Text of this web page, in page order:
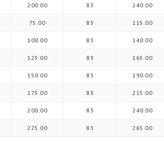
200.00 83 240.00
75.00 83 115.00
100.00 83 140.00
125.00 83 165.00
150.00 83 190.00
175.00 83 215.00
200.00 83 240.00
225.00 83 265.00